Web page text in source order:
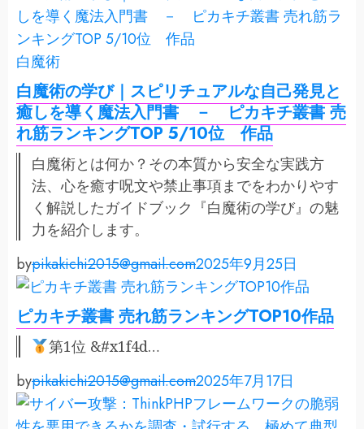
白魔術
白魔術の学び｜スピリチュアルな自己発見と
癒しを導く魔法入門書 － ピカキチ叢書 売
れ筋ランキングTOP 5/10位 作品
白魔術とは何か？その本質から安全な実践方
法、心を癒す呪文や禁止事項までをわかりやす
く解説したガイドブック『白魔術の学び』の魅
力を紹介します。
bypikakichi2015@gmail.com2025年9月25日
ピカキチ叢書 売れ筋ランキングTOP10作品
第1位 &#x1f4d…
bypikakichi2015@gmail.com2025年7月17日